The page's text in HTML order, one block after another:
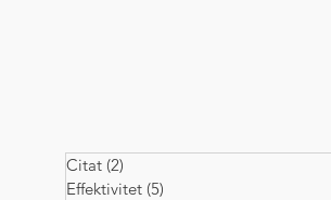
Citat (2)
Effektivitet (5)